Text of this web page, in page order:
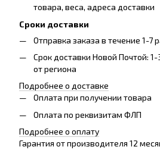
товара, весa, адреса доставки
Сроки доставки
Отправка заказа в течение 1-7
Срок доставки Новой Почтой:
от региона
Подробнее о доставке
Оплата при получении товара
Оплата по реквизитам ФЛП
Подробнее о оплату
Гарантия от производителя 12